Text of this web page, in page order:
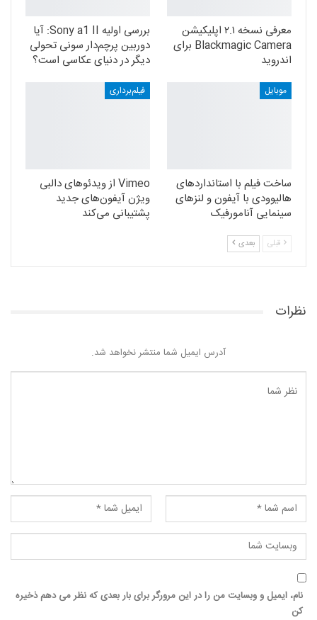
معرفی نسخه ۲.۱ اپلیکیشن
Blackmagic Camera برای
اندروید
بررسی اولیه Sony a1 II: آیا
دوربین پرچم‌دار سونی تحولی
دیگر در دنیای عکاسی است؟
موبایل
ساخت فیلم با استانداردهای
هالیوودی با آیفون و لنزهای
سینمایی آنامورفیک
فیلم‌برداری
Vimeo از ویدئوهای دالبی
ویژن آیفون‌های جدید
پشتیبانی می‌کند
قبلی بعدی
نظرات
آدرس ایمیل شما منتشر نخواهد شد.
نام، ایمیل و وبسایت من را در این مرورگر برای بار بعدی که نظر می دهم ذخیره
کن